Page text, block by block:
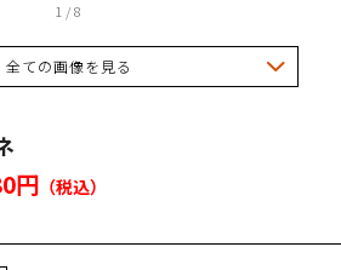
1 /8
全ての画像を見る
円 （税込）